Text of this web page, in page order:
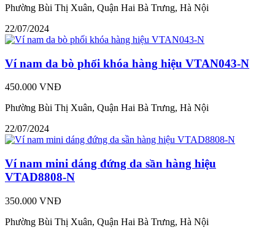
Phường Bùi Thị Xuân, Quận Hai Bà Trưng, Hà Nội
22/07/2024
Ví nam da bò phối khóa hàng hiệu VTAN043-N
450.000 VNĐ
Phường Bùi Thị Xuân, Quận Hai Bà Trưng, Hà Nội
22/07/2024
Ví nam mini dáng đứng da sần hàng hiệu
VTAD8808-N
350.000 VNĐ
Phường Bùi Thị Xuân, Quận Hai Bà Trưng, Hà Nội